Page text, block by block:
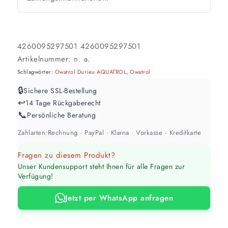
abweichen. Für 10 % Reserve wird automatisch aufgerundet.
4260095297501 4260095297501
Artikelnummer: n. a.
Schlagwörter: Owatrol Durieu AQUATROL,Owatrol
🔒Sichere SSL-Bestellung
↩️14 Tage Rückgaberecht
📞Persönliche Beratung
Zahlarten:Rechnung · PayPal · Klarna · Vorkasse · Kreditkarte
Fragen zu diesem Produkt?
Unser Kundensupport steht Ihnen für alle Fragen zur
Verfügung!
Jetzt per WhatsApp anfragen